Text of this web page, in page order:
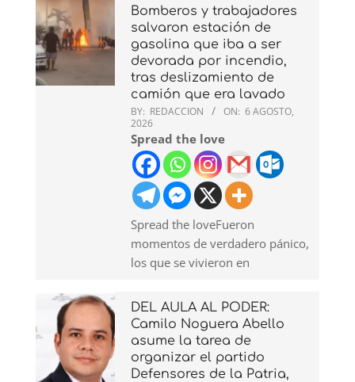
Bomberos y trabajadores
salvaron estación de
gasolina que iba a ser
devorada por incendio,
tras deslizamiento de
camión que era lavado
BY: REDACCION ON: 6 AGOSTO,
2026
Spread the love
Spread the loveFueron
momentos de verdadero pánico,
los que se vivieron en
DEL AULA AL PODER:
Camilo Noguera Abello
asume la tarea de
organizar el partido
Defensores de la Patria,